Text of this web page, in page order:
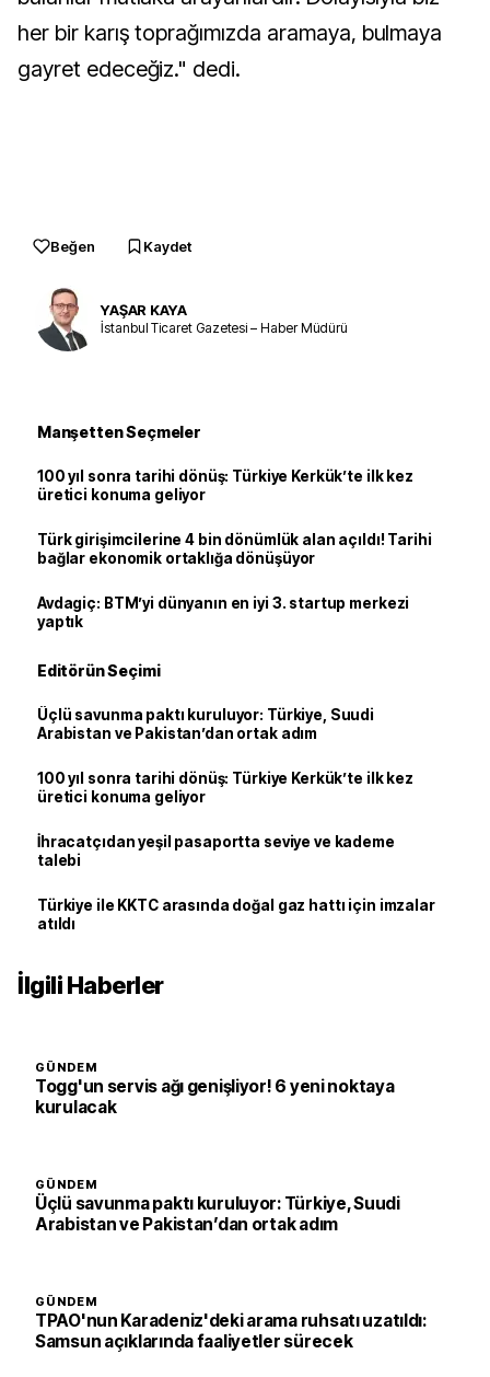
her bir karış toprağımızda aramaya, bulmaya
gayret edeceğiz." dedi.
Beğen Kaydet
YAŞAR KAYA
İstanbul Ticaret Gazetesi – Haber Müdürü
Manşetten Seçmeler
100 yıl sonra tarihi dönüş: Türkiye Kerkük’te ilk kez
üretici konuma geliyor
Türk girişimcilerine 4 bin dönümlük alan açıldı! Tarihi
bağlar ekonomik ortaklığa dönüşüyor
Avdagiç: BTM’yi dünyanın en iyi 3. startup merkezi
yaptık
Editörün Seçimi
Üçlü savunma paktı kuruluyor: Türkiye, Suudi
Arabistan ve Pakistan’dan ortak adım
100 yıl sonra tarihi dönüş: Türkiye Kerkük’te ilk kez
üretici konuma geliyor
İhracatçıdan yeşil pasaportta seviye ve kademe
talebi
Türkiye ile KKTC arasında doğal gaz hattı için imzalar
atıldı
İlgili Haberler
GÜNDEM
Togg'un servis ağı genişliyor! 6 yeni noktaya
kurulacak
GÜNDEM
Üçlü savunma paktı kuruluyor: Türkiye, Suudi
Arabistan ve Pakistan’dan ortak adım
GÜNDEM
TPAO'nun Karadeniz'deki arama ruhsatı uzatıldı:
Samsun açıklarında faaliyetler sürecek